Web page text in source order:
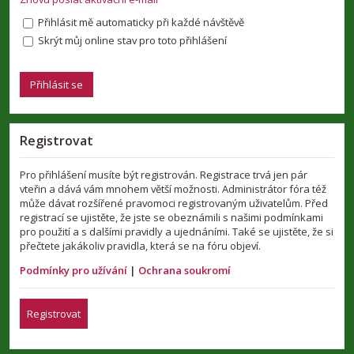
Přihlásit mě automaticky při každé návštěvě
Skrýt můj online stav pro toto přihlášení
Registrovat
Pro přihlášení musíte být registrován. Registrace trvá jen pár
vteřin a dává vám mnohem větší možnosti. Administrátor fóra též
může dávat rozšířené pravomoci registrovaným uživatelům. Před
registrací se ujistěte, že jste se obeznámili s našimi podmínkami
pro použití a s dalšími pravidly a ujednáními. Také se ujistěte, že si
přečtete jakákoliv pravidla, která se na fóru objeví.
Podmínky pro užívání | Ochrana soukromí
Registrovat